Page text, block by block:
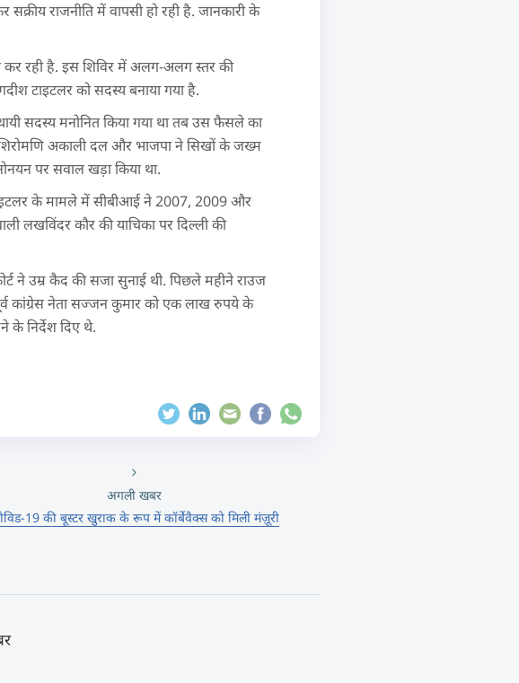
राजनीति में वापसी हो रही है. जानकारी के
कर रही है. इस शिविर में अलग-अलग स्तर की
टाइटलर को सदस्य बनाया गया है.
सदस्य मनोनित किया गया था तब उस फैसले का
अकाली दल और भाजपा ने सिखों के जख्म
पर सवाल खड़ा किया था.
के मामले में सीबीआई ने 2007, 2009 और
लखविंदर कौर की याचिका पर दिल्ली की
ने उम्र कैद की सजा सुनाई थी. पिछले महीने राउज
कांग्रेस नेता सज्जन कुमार को एक लाख रुपये के
के निर्देश दिए थे.
अगली खबर
19 की बूस्टर खुराक के रूप में कॉर्बेवैक्स को मिली मंज़ूरी